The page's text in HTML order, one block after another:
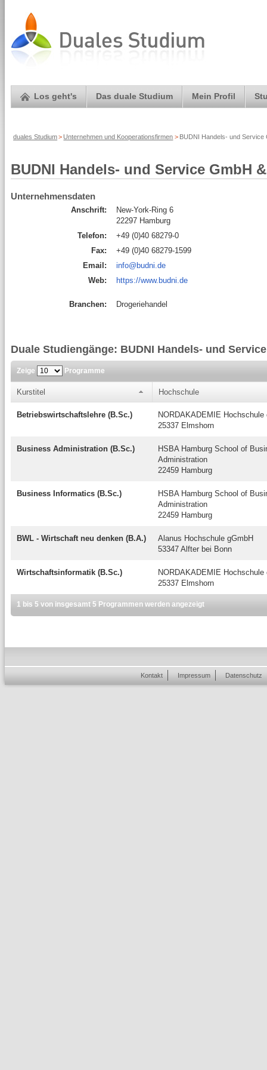
Los geht's Das duale Studium Mein Profil
duales Studium> Unternehmen und Kooperationsfirmen > BUDNI Handels- und
BUDNI Handels- und Service GmbH
Unternehmensdaten
Anschrift:
New-York-Ring 6
22297 Hamburg
Telefon:
+49 (0)40 68279-0
Fax:
+49 (0)40 68279-1599
Email:
info@budni.de
Web:
https://www.budni.de
Branchen: Drogeriehandel
Duale Studiengänge: BUDNI Handels- und
Zeige Programme
Kurstitel Hochschule
Betriebswirtschaftslehre (B.Sc.)
NORDAKADEMIE
25337 Elmshorn
Business Administration (B.Sc.)
HSBA Hamburg School of
Administration
22459 Hamburg
Business Informatics (B.Sc.)
HSBA Hamburg School of
Administration
22459 Hamburg
BWL - Wirtschaft neu denken (B.A.)
Alanus Hochschule gGmbH
53347 Alfter bei Bonn
Wirtschaftsinformatik (B.Sc.)
NORDAKADEMIE
25337 Elmshorn
1 bis 5 von insgesamt 5 Programmen werden angezeigt
Kontakt Impressum Datenschutz